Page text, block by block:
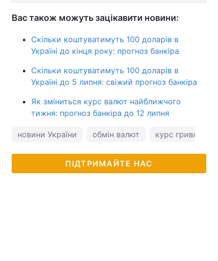
Вас також можуть зацікавити новини:
Скільки коштуватимуть 100 доларів в
Україні до кінця року: прогноз банкіра
Скільки коштуватимуть 100 доларів в
Україні до 5 липня: свіжий прогноз банкіра
Як зміниться курс валют найближчого
тижня: прогноз банкіра до 12 липня
новини України обмін валют курс гривні
ПІДТРИМАЙТЕ НАС